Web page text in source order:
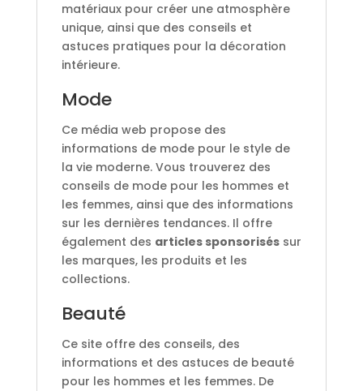
matériaux pour créer une atmosphère
unique, ainsi que des conseils et
astuces pratiques pour la décoration
intérieure.
Mode
Ce média web propose des
informations de mode pour le style de
la vie moderne. Vous trouverez des
conseils de mode pour les hommes et
les femmes, ainsi que des informations
sur les dernières tendances. Il offre
également des articles sponsoriséssur
les marques, les produits et les
collections.
Beauté
Ce site offre des conseils, des
informations et des astuces de beauté
pour les hommes et les femmes. De